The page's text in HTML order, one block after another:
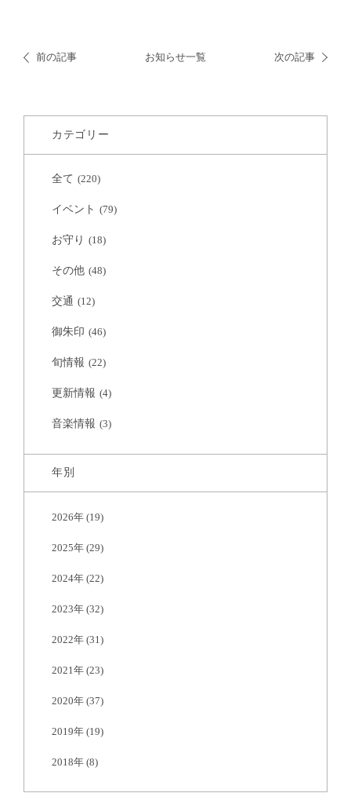
前の記事 お知らせ一覧 次の記事
カテゴリー
全て (220)
イベント (79)
お守り (18)
その他 (48)
交通 (12)
御朱印 (46)
旬情報 (22)
更新情報 (4)
音楽情報 (3)
年別
2026年 (19)
2025年 (29)
2024年 (22)
2023年 (32)
2022年 (31)
2021年 (23)
2020年 (37)
2019年 (19)
2018年 (8)